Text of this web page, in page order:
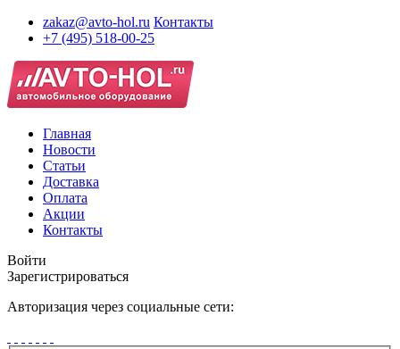
zakaz@avto-hol.ru Контакты
+7 (495) 518-00-25
Главная
Новости
Статьи
Доставка
Оплата
Акции
Контакты
Войти
Зарегистрироваться
Авторизация через социальные сети: